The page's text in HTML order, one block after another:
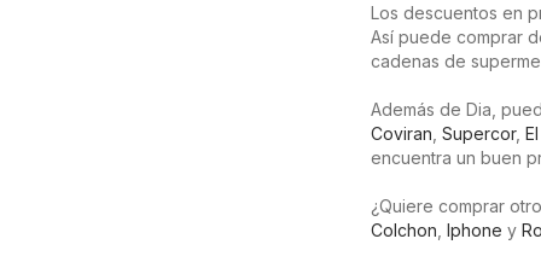
Los descuentos en
Así puede comprar
cadenas de
Además de Dia,
Coviran Supercor,
encuentra un buen
¿Quiere comprar
Colchon Iphone y